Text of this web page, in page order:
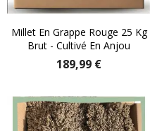
Millet En Grappe Rouge 25 Kg
Brut - Cultivé En Anjou
189,99 €